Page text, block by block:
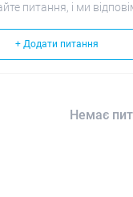
питання, і ми
+ Додати питання
Немає